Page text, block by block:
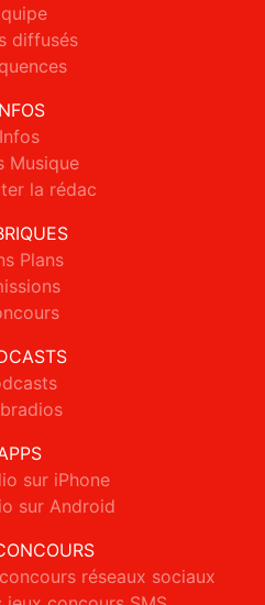
diffusés
Infos
Musique
la rédac
Plans
sur iPhone
sur Android
réseaux sociaux